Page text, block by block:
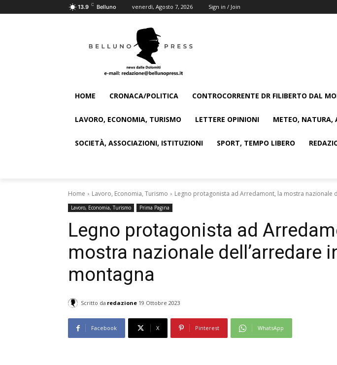
13.9 C Belluno venerdì, Agosto 7, 2026 Sign in / Join
HOME CRONACA/POLITICA CONTROCORRENTE DR FILIBERTO DAL
LAVORO, ECONOMIA, TURISMO LETTERE OPINIONI METEO, NATURA,
SOCIETÀ, ASSOCIAZIONI, ISTITUZIONI SPORT, TEMPO LIBERO
Home Lavoro, Economia, Turismo Legno protagonista ad Arredamont, la mostra nazionale
Lavoro, Economia, Turismo Prima Pagina
Legno protagonista ad
mostra nazionale dell’arredare
montagna
Scritto da redazione 19 Ottobre 2023
Facebook X Pinterest WhatsApp